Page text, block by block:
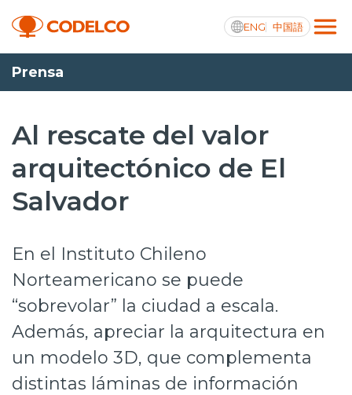
ENG 中国語
Transparencia activa
Nosotros
Operaciones
Sustentabilidad
Innovación
Inversionistas
Prensa
Al rescate del valor
arquitectónico de El
Salvador
En el Instituto Chileno
Norteamericano se puede
“sobrevolar” la ciudad a escala.
Además, apreciar la arquitectura en
un modelo 3D, que complementa
distintas láminas de información